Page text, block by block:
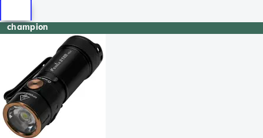
champion